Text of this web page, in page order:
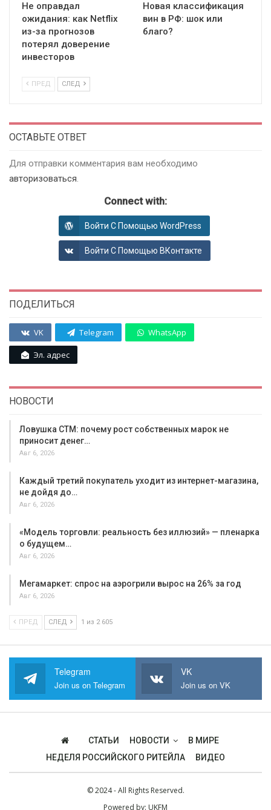
Не оправдал
ожидания: как Netflix
из-за прогнозов
потерял доверение
инвесторов
Новая классификация
вин в РФ: шок или
благо?
ПРЕД СЛЕД
ОСТАВЬТЕ ОТВЕТ
Для отправки комментария вам необходимо
авторизоваться.
Connect with:
Войти С Помощью WordPress
Войти С Помощью ВКонтакте
ПОДЕЛИТЬСЯ
VK Telegram WhatsApp
Эл. адрес
НОВОСТИ
Ловушка СТМ: почему рост собственных марок не
приносит денег…
Авг 6, 2026
Каждый третий покупатель уходит из интернет-магазина,
не дойдя до…
Авг 6, 2026
«Модель торговли: реальность без иллюзий» — пленарка
о будущем…
Авг 6, 2026
Мегамаркет: спрос на аэрогрили вырос на 26% за год
Авг 6, 2026
ПРЕД СЛЕД 1 из 2 605
Telegram
Join us on Telegram
VK
Join us on VK
СТАТЬИ НОВОСТИ
В МИРЕ
НЕДЕЛЯ РОССИЙСКОГО РИТЕЙЛА
ВИДЕО
© 2024 - All Rights Reserved.
Powered by: UKFM